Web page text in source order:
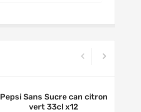
Pepsi Sans Sucre can citron
vert 33cl x12